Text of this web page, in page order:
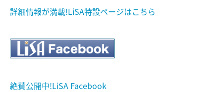
詳細情報が満載!LiSA特設ページはこちら
絶賛公開中!LiSA Facebook